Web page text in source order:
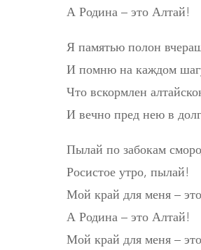
А Родина – это Алтай!
Я памятью полон
И помню на каждом
Что вскормлен
И вечно пред нею в
Пылай по забокам
Росистое утро, пылай!
Мой край для меня –
А Родина – это Алтай!
Мой край для меня –